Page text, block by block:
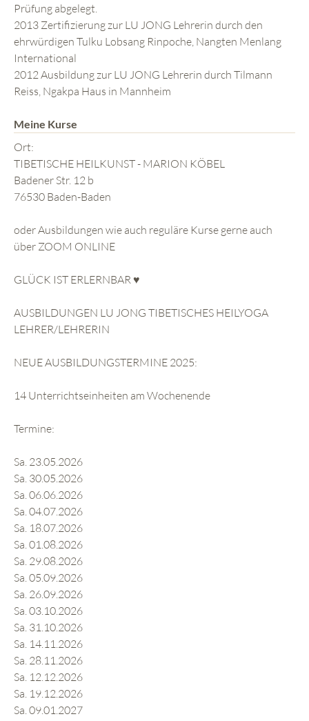
Prüfung abgelegt.
2013 Zertifizierung zur LU JONG Lehrerin durch den
ehrwürdigen Tulku Lobsang Rinpoche, Nangten Menlang
International
2012 Ausbildung zur LU JONG Lehrerin durch Tilmann
Reiss, Ngakpa Haus in Mannheim
Meine Kurse
Ort:
TIBETISCHE HEILKUNST - MARION KÖBEL
Badener Str. 12 b
76530 Baden-Baden
oder Ausbildungen wie auch reguläre Kurse gerne auch
über ZOOM ONLINE
GLÜCK IST ERLERNBAR ♥️
AUSBILDUNGEN LU JONG TIBETISCHES HEILYOGA
LEHRER/LEHRERIN
NEUE AUSBILDUNGSTERMINE 2025:
14 Unterrichtseinheiten am Wochenende
Termine:
Sa. 23.05.2026
Sa. 30.05.2026
Sa. 06.06.2026
Sa. 04.07.2026
Sa. 18.07.2026
Sa. 01.08.2026
Sa. 29.08.2026
Sa. 05.09.2026
Sa. 26.09.2026
Sa. 03.10.2026
Sa. 31.10.2026
Sa. 14.11.2026
Sa. 28.11.2026
Sa. 12.12.2026
Sa. 19.12.2026
Sa. 09.01.2027